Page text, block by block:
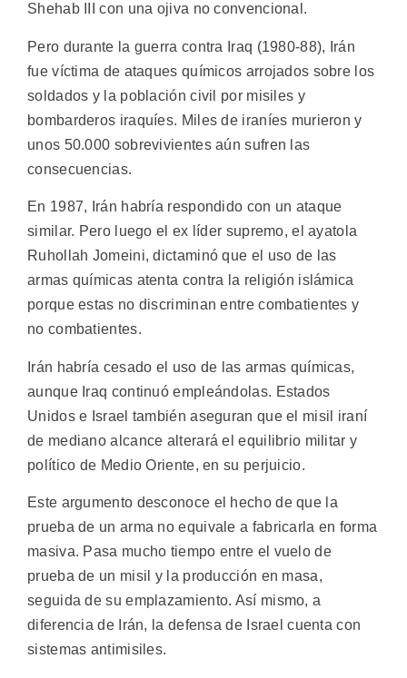
Shehab III con una ojiva no convencional.
Pero durante la guerra contra Iraq (1980-88), Irán
fue víctima de ataques químicos arrojados sobre los
soldados y la población civil por misiles y
bombarderos iraquíes. Miles de iraníes murieron y
unos 50.000 sobrevivientes aún sufren las
consecuencias.
En 1987, Irán habría respondido con un ataque
similar. Pero luego el ex líder supremo, el ayatola
Ruhollah Jomeini, dictaminó que el uso de las
armas químicas atenta contra la religión islámica
porque estas no discriminan entre combatientes y
no combatientes.
Irán habría cesado el uso de las armas químicas,
aunque Iraq continuó empleándolas. Estados
Unidos e Israel también aseguran que el misil iraní
de mediano alcance alterará el equilibrio militar y
político de Medio Oriente, en su perjuicio.
Este argumento desconoce el hecho de que la
prueba de un arma no equivale a fabricarla en forma
masiva. Pasa mucho tiempo entre el vuelo de
prueba de un misil y la producción en masa,
seguida de su emplazamiento. Así mismo, a
diferencia de Irán, la defensa de Israel cuenta con
sistemas antimisiles.